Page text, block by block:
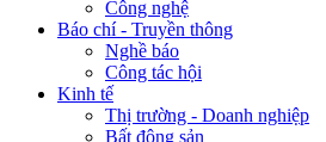
Công nghệ
Báo chí - Truyền thông
Nghề báo
Công tác hội
Kinh tế
Thị trường - Doanh nghiệp
Bất động sản